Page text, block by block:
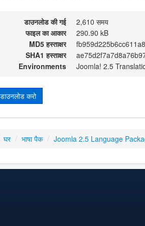
डाउनलोड की गई
2,610 समय
फाइल का आकार
290.90 kB
MD5 हस्ताक्षर
SHA1 हस्ताक्षर
Environments
Joomla! 2.5
करो
घर / भाषा पैक / Joomla 2.5 Language